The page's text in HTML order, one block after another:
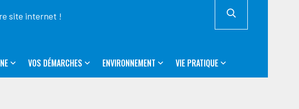
site internet !
VOS DÉMARCHES ENVIRONNEMENT VIE PRATIQUE